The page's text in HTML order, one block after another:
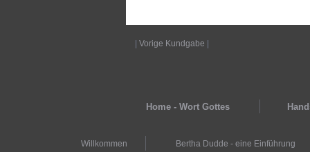
Vorige Kundgabe
Home - Wort Gottes
Willkommen Bertha Dudde - eine Einführung